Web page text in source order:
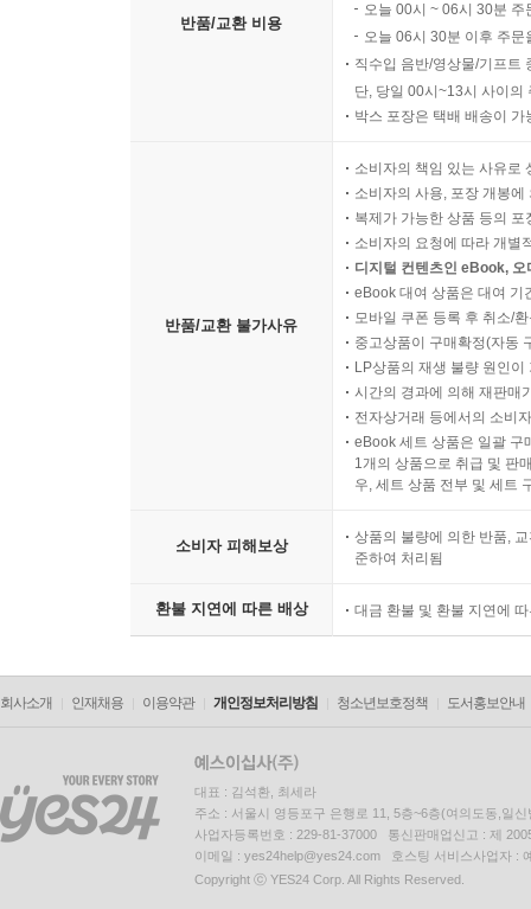
반품/교환 비용
오늘 00시 ~ 06시 30분
오늘 06시 30분 이후 주
직수입 음반/영상물/기프트
단, 당일 00시~13시 사이의
박스 포장은 택배 배송이
반품/교환 불가사유
소비자의 책임 있는 사유로
소비자의 사용, 포장 개봉
복제가 가능한 상품 등의
소비자의 요청에 따라 개별
디지털 컨텐츠인 eBook,
eBook 대여 상품은 대여 기
모바일 쿠폰 등록 후 취소/
중고상품이 구매확정(자동
LP상품의 재생 불량 원인
시간의 경과에 의해 재판매
전자상거래 등에서의 소비
eBook 세트 상품은 일괄 구
1개의 상품으로 취급 및 판
우, 세트 상품 전부 및 세트
소비자 피해보상
상품의 불량에 의한 반품,
준하여 처리됨
환불 지연에 따른 배상 대금 환불 및 환불 지연에
회사소개 인재채용 이용약관 개인정보처리방침 청소년보호정책 도서홍보안내
대표 : 김석환, 최세라
주소 : 서울시 영등포구 은행로 11, 5층~6층(여의도동,일신
사업자등록번호 : 229-81-37000 통신판매업신고 : 제
이메일 : yes24help@yes24.com 호스팅 서비스사업자 :
Copyright ⓒ YES24 Corp. All Rights Reserved.